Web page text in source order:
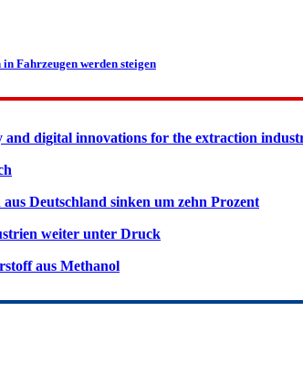
Fahrzeugen werden steigen
and digital innovations for the extraction
Deutschland sinken um zehn Prozent
weiter unter Druck
aus Methanol